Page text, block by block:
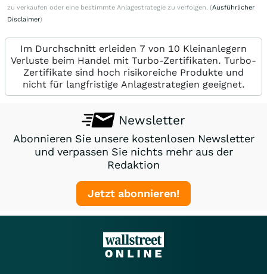
zu verkaufen oder eine bestimmte Anlagestrategie zu verfolgen. (Ausführlicher
Disclaimer)
Im Durchschnitt erleiden 7 von 10 Kleinanlegern
Verluste beim Handel mit Turbo-Zertifikaten. Turbo-
Zertifikate sind hoch risikoreiche Produkte und
nicht für langfristige Anlagestrategien geeignet.
Newsletter
Abonnieren Sie unsere kostenlosen Newsletter
und verpassen Sie nichts mehr aus der
Redaktion
Jetzt abonnieren!